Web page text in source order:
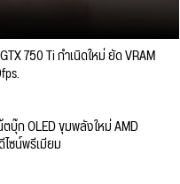
750 Ti กำเนิดใหม่ ยัด VRAM
ตบุ๊ก OLED ขุมพลังใหม่ AMD
ซน์พรีเมียม